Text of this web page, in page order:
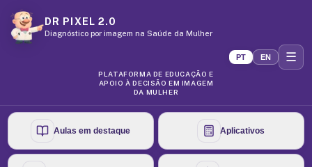
DR PIXEL 2.0
Diagnóstico por imagem na Saúde da Mulher
PLATAFORMA DE EDUCAÇÃO E
APOIO À DECISÃO EM IMAGEM
DA MULHER
PT EN ☰
Aulas em destaque Aplicativos